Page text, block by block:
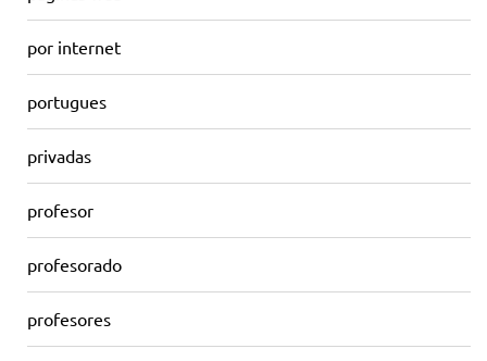
por internet
portugues
privadas
profesor
profesorado
profesores